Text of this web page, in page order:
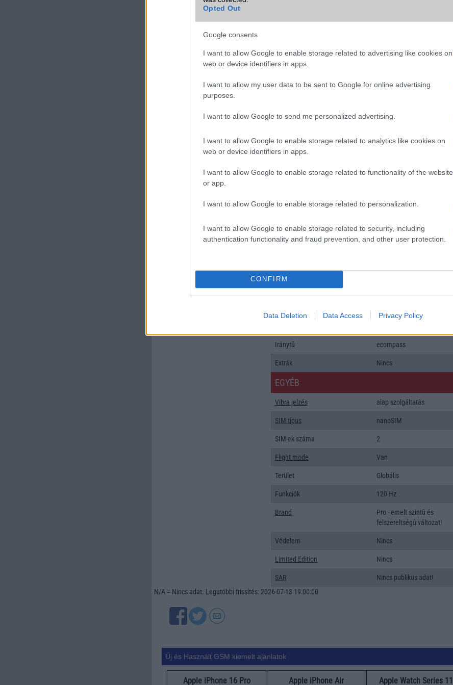
Opted Out
Google consents
I want to allow Google to enable storage related to advertising like cookies on
web or device identifiers in apps.
I want to allow my user data to be sent to Google for online advertising
purposes.
I want to allow Google to send me personalized advertising.
I want to allow Google to enable storage related to analytics like cookies on
web or device identifiers in apps.
I want to allow Google to enable storage related to functionality of the website
or app.
I want to allow Google to enable storage related to personalization.
I want to allow Google to enable storage related to security, including
authentication functionality and fraud prevention, and other user protection.
CONFIRM
Data Deletion Data Access Privacy Policy
TV/USB kapcsolat OtG (On-the-Go USB)
BDS (Kína)
AKKUMULÁTOR
Típus Li-Polimer
Készenléti idő h /
Nincs
SNS integráció alap szolgáltatás
Organizer
Iránytũ ecompass
Extrák Nincs
EGYÉB
Vibra jelzés alap szolgáltatás
SIM típus nanoSIM
SIM-ek száma 2
Flight mode Van
Terület Globális
Funkciók 120 Hz
Brand
Pro - emelt szintû és
felszereltségû változat!
Védelem Nincs
Limited Edition Nincs
SAR
Nincs publikus adat!
N/A = Nincs adat. Legutóbbi frissítés: 2026-07-13 19:00:00
Új és Használt GSM kiemelt ajánlatok
Apple iPhone 16 Pro Apple iPhone Air Apple Watch Series 11